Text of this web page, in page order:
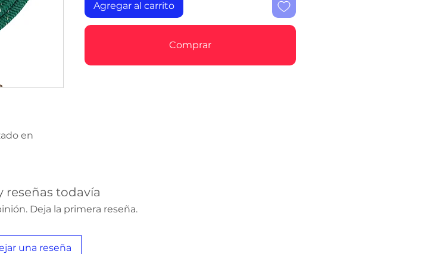
en
Agregar al carrito
Comprar
reseñas todavía
Deja la primera reseña.
una reseña